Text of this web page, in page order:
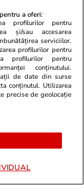
Fanatik.ro
Fostul
Ilie
pensie de
Tăiem de la
dar avem
a oferi:
profilurilor pentru
și/sau accesarea
serviciilor.
profilurilor pentru
profilurilor pentru
conținutului.
de date din surse
conținutul. Utilizarea
precise de geolocație